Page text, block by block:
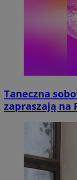
Taneczna
zapraszają na